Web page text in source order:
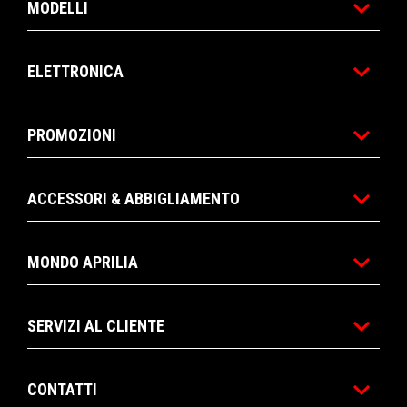
MODELLI
ELETTRONICA
PROMOZIONI
ACCESSORI & ABBIGLIAMENTO
MONDO APRILIA
SERVIZI AL CLIENTE
CONTATTI